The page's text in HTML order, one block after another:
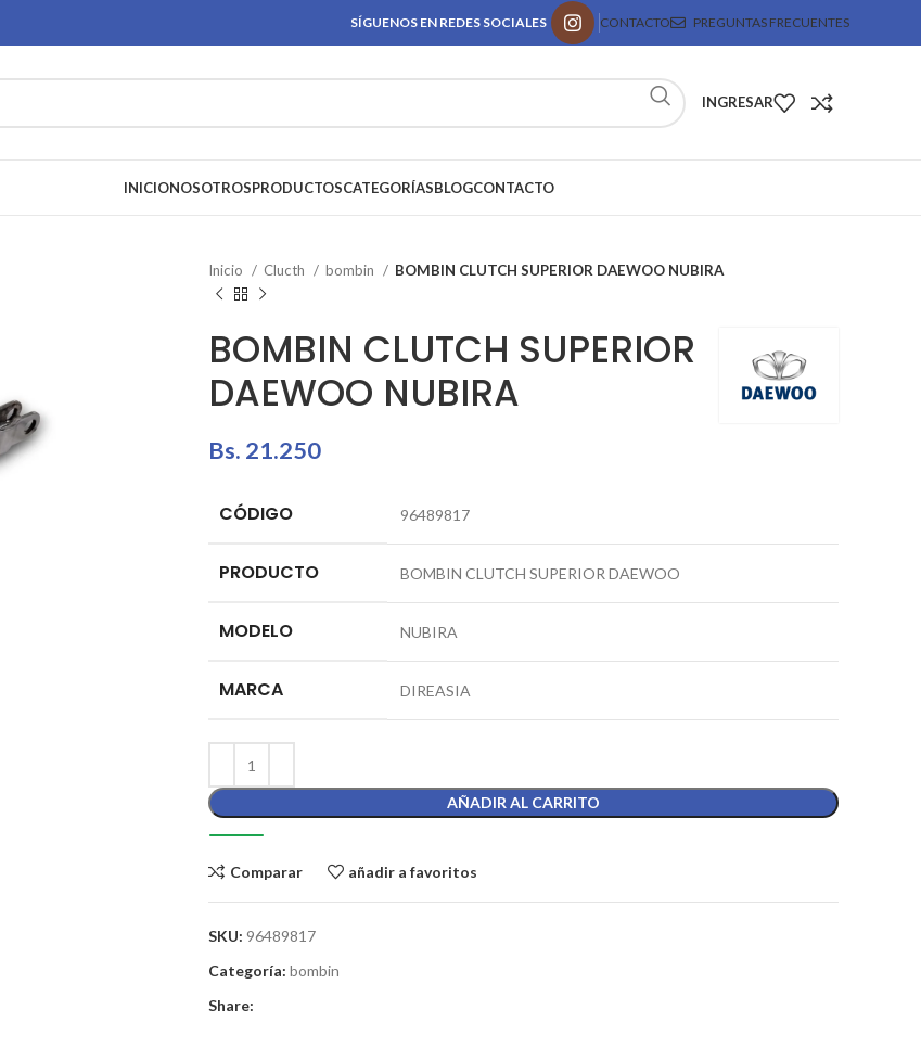
SÍGUENOS EN REDES SOCIALES CONTACTO PREGUNTAS FRECUENTES
INGRESAR
INICIONOSOTROSPRODUCTOSCATEGORÍASBLOGCONTACTO
Inicio Clucth bombin BOMBIN CLUTCH SUPERIOR DAEWOO NUBIRA
BOMBIN CLUTCH SUPERIOR
DAEWOO NUBIRA
Bs. 21.250
CÓDIGO 96489817
PRODUCTO BOMBIN CLUTCH SUPERIOR DAEWOO
MODELO NUBIRA
MARCA DIREASIA
AÑADIR AL CARRITO
Comparar añadir a favoritos
SKU: 96489817
Categoría: bombin
Share: